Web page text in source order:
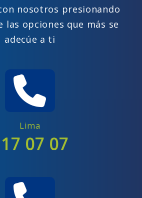
nosotros presionando
las opciones que más se
adecúe a ti
Lima
07 07